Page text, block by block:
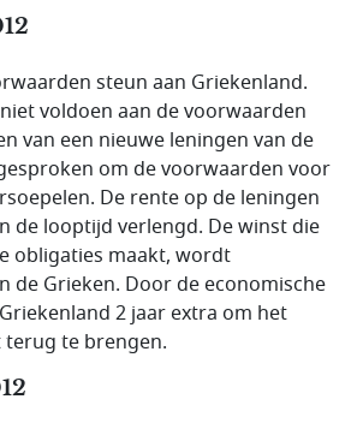
steun aan Griekenland.
voldoen aan de voorwaarden
van een nieuwe leningen van de
om de voorwaarden voor
De rente op de leningen
de looptijd verlengd. De winst die
obligaties maakt, wordt
de Grieken. Door de economische
2 jaar extra om het
te brengen.